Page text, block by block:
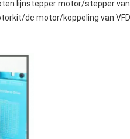
lijnstepper motor/stepper
dc motor/koppeling van